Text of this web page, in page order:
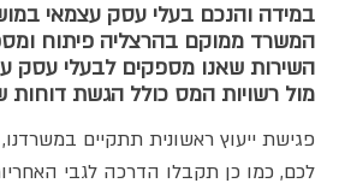
פגישת ייעוץ ראשונית תתקיים
לכם, כמו כן תקבלו הדרכה לגבי
במידה והנכם בעלי עסק עצמאי
המשרד ממוקם בהרצליה פיתוח
השירות שאנו מספקים לבעלי עסק
:מול רשויות המס כולל הגשת דוחות